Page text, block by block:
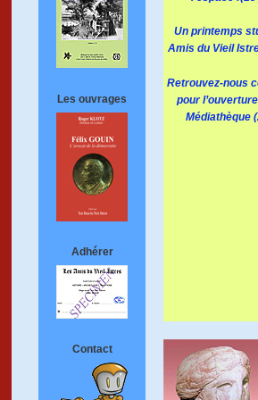
Les ouvrages
Adhérer
Contact
Un printemps
Amis du Vieil
Retrouvez-nous
pour
Médiathèque